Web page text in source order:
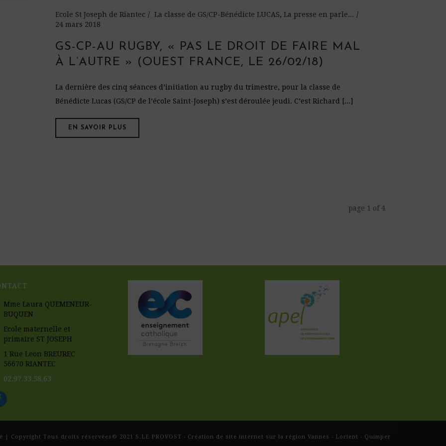
Ecole St Joseph de Riantec La classe de GS/CP-Bénédicte LUCAS, La presse en parle...
24 mars 2018
GS-CP-AU RUGBY, « PAS LE DROIT DE FAIRE MAL
À L’AUTRE » (OUEST FRANCE, LE 26/02/18)
La dernière des cinq séances d’initiation au rugby du trimestre, pour la classe de
Bénédicte Lucas (GS/CP de l’école Saint-Joseph) s’est déroulée jeudi. C’est Richard [...]
EN SAVOIR PLUS
page 1 of4
Mme Laura QUEMENEUR-
BUQUEN
Ecole maternelle et
primaire ST JOSEPH
1 Rue Leon BREUREC
56670 RIANTEC
02.97.33.58.63
| Copyright Tous droits réservées© 2021 S.LE PROVOST - Création de site internet sur la région Vannes - Lorient - Quimper